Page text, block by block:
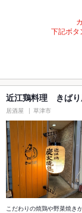
下記ボタ
近江鶏料理 きば
居酒屋 草津市
こだわりの焼鶏や野菜焼き